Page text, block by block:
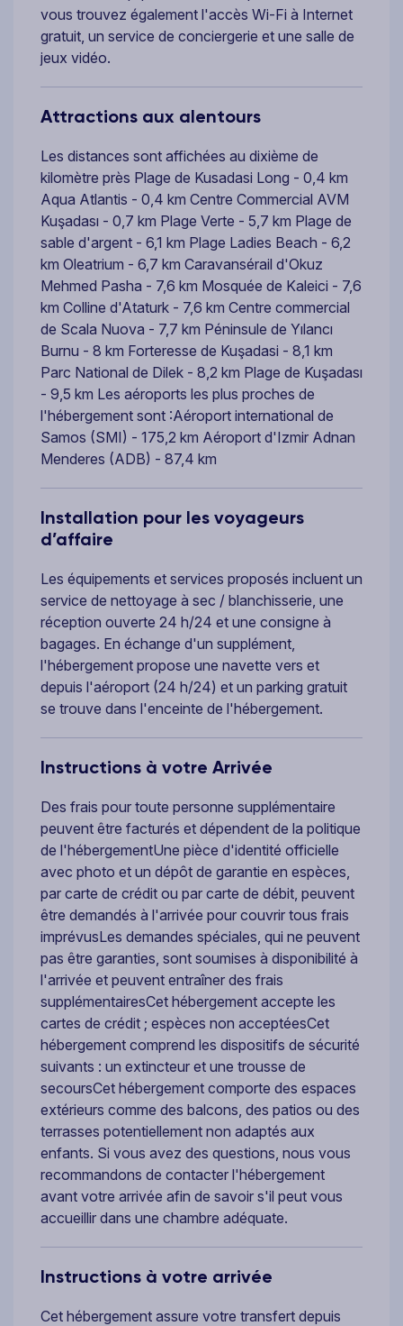
vous trouvez également l'accès Wi-Fi à Internet
gratuit, un service de conciergerie et une salle de
jeux vidéo.
Attractions aux alentours
Les distances sont affichées au dixième de
kilomètre près Plage de Kusadasi Long - 0,4 km
Aqua Atlantis - 0,4 km Centre Commercial AVM
Kuşadası - 0,7 km Plage Verte - 5,7 km Plage de
sable d'argent - 6,1 km Plage Ladies Beach - 6,2
km Oleatrium - 6,7 km Caravansérail d'Okuz
Mehmed Pasha - 7,6 km Mosquée de Kaleici - 7,6
km Colline d'Ataturk - 7,6 km Centre commercial
de Scala Nuova - 7,7 km Péninsule de Yılancı
Burnu - 8 km Forteresse de Kuşadasi - 8,1 km
Parc National de Dilek - 8,2 km Plage de Kuşadası
- 9,5 km Les aéroports les plus proches de
l'hébergement sont :Aéroport international de
Samos (SMI) - 175,2 km Aéroport d'Izmir Adnan
Menderes (ADB) - 87,4 km
Installation pour les voyageurs
d’affaire
Les équipements et services proposés incluent un
service de nettoyage à sec / blanchisserie, une
réception ouverte 24 h/24 et une consigne à
bagages. En échange d'un supplément,
l'hébergement propose une navette vers et
depuis l'aéroport (24 h/24) et un parking gratuit
se trouve dans l'enceinte de l'hébergement.
Instructions à votre Arrivée
Des frais pour toute personne supplémentaire
peuvent être facturés et dépendent de la politique
de l'hébergementUne pièce d'identité officielle
avec photo et un dépôt de garantie en espèces,
par carte de crédit ou par carte de débit, peuvent
être demandés à l'arrivée pour couvrir tous frais
imprévusLes demandes spéciales, qui ne peuvent
pas être garanties, sont soumises à disponibilité à
l'arrivée et peuvent entraîner des frais
supplémentairesCet hébergement accepte les
cartes de crédit ; espèces non acceptéesCet
hébergement comprend les dispositifs de sécurité
suivants : un extincteur et une trousse de
secoursCet hébergement comporte des espaces
extérieurs comme des balcons, des patios ou des
terrasses potentiellement non adaptés aux
enfants. Si vous avez des questions, nous vous
recommandons de contacter l'hébergement
avant votre arrivée afin de savoir s'il peut vous
accueillir dans une chambre adéquate.
Instructions à votre arrivée
Cet hébergement assure votre transfert depuis